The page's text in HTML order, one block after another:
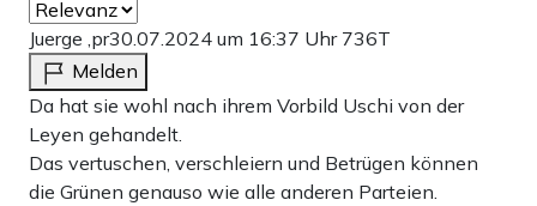
Juerge ,pr30.07.2024 um 16:37 Uhr 736T
Melden
Da hat sie wohl nach ihrem Vorbild Uschi von der
Leyen gehandelt.
Das vertuschen, verschleiern und Betrügen können
die Grünen genauso wie alle anderen Parteien.